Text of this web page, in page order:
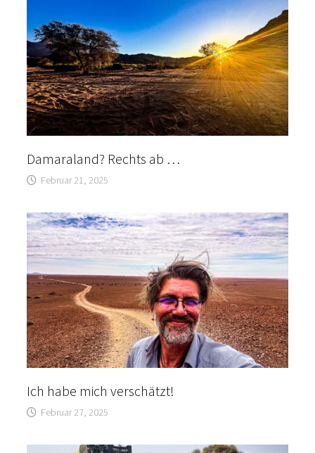
Damaraland? Rechts ab …
Februar 21, 2025
Ich habe mich verschätzt!
Februar 27, 2025